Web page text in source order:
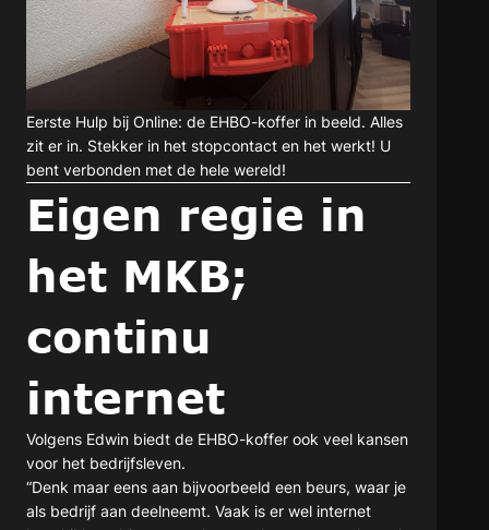
Eerste Hulp bij Online: de EHBO-koffer in beeld. Alles
zit er in. Stekker in het stopcontact en het werkt! U
bent verbonden met de hele wereld!
Eigen regie in
het MKB;
continu
internet
Volgens Edwin biedt de EHBO-koffer ook veel kansen
voor het bedrijfsleven.
“Denk maar eens aan bijvoorbeeld een beurs, waar je
als bedrijf aan deelneemt. Vaak is er wel internet